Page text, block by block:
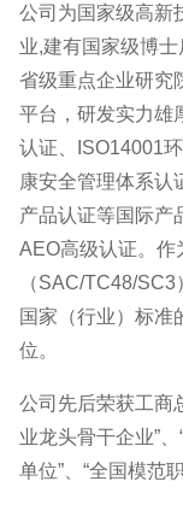
公司为国家级高新
业,建有国家级博士
省级重点企业研究
平台，研发实力雄
认证、ISO14001
康安全管理体系认
产品认证等国际产
AEO高级认证。作
（SAC/TC48/
国家（行业）标准
位。
公司先后荣获工商
业龙头骨干企业”、
单位”、“全国模范